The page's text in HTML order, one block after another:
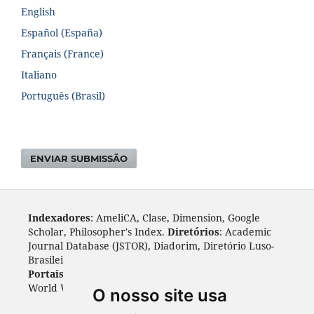
O nosso site usa
English
Español (España)
Français (France)
Italiano
Português (Brasil)
ENVIAR SUBMISSÃO
Indexadores: AmeliCA, Clase, Dimension, Google
Scholar, Philosopher's Index. Diretórios: Academic
Journal Database (JSTOR), Diadorim, Diretório Luso-
Brasileiro, DOAJ, Journal 4 free, ROAD, Socol@ar.
Portais
World Wide Science.
: Cite Factor, OAJI.